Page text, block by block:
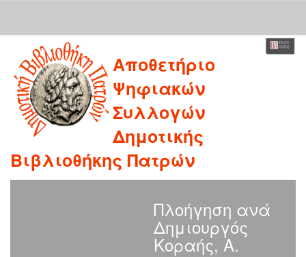
navigation
Αποθετήριο
Ψηφιακών
Συλλογών
Δημοτικής
Βιβλιοθήκης Πατρών
Πλοήγηση ανά
Δημιουργός
Κοραής, Α.